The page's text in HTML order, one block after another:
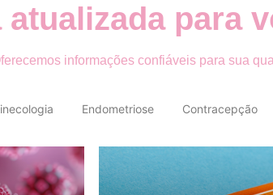
para
informações confiáveis para sua
Endometriose Contracepção